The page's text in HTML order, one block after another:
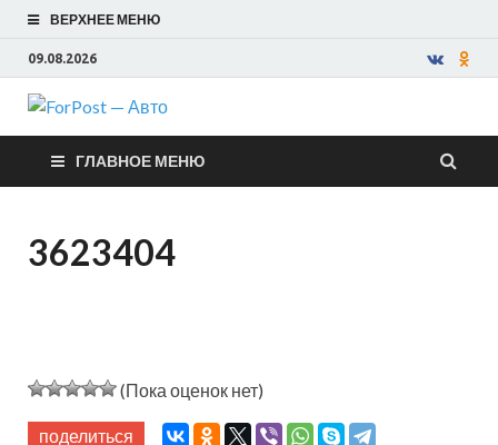
ВЕРХНЕЕ МЕНЮ
09.08.2026
ForPost —
Авто
ГЛАВНОЕ МЕНЮ
3623404
(Пока оценок нет)
поделиться